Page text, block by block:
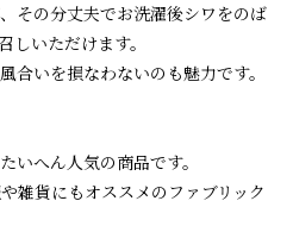
その分丈夫でお洗濯後シワをのば
しいただけます。
合いを損なわないのも魅力です。
いへん人気の商品です。
雑貨にもオススメのファブリック